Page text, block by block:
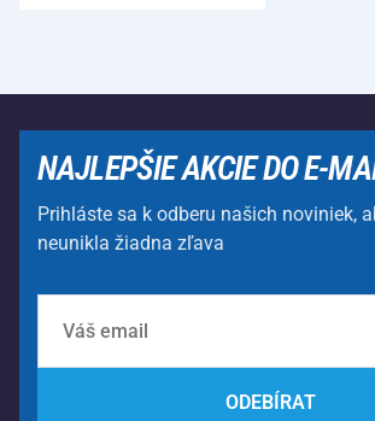
NAJLEPŠIE AKCIE DO E-
Prihláste sa k odberu našich noviniek,
neunikla žiadna zľava
ODEBÍRAT